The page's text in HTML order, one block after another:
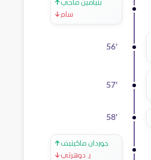
↑بنيامين ماجي
↓سام
56'
57'
58'
↑جوردان ماكينيف
↓ر. دوهرتي